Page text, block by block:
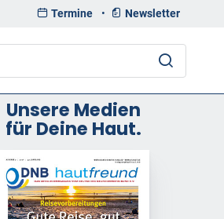
Termine • Newsletter
Unsere Medien
für Deine Haut.